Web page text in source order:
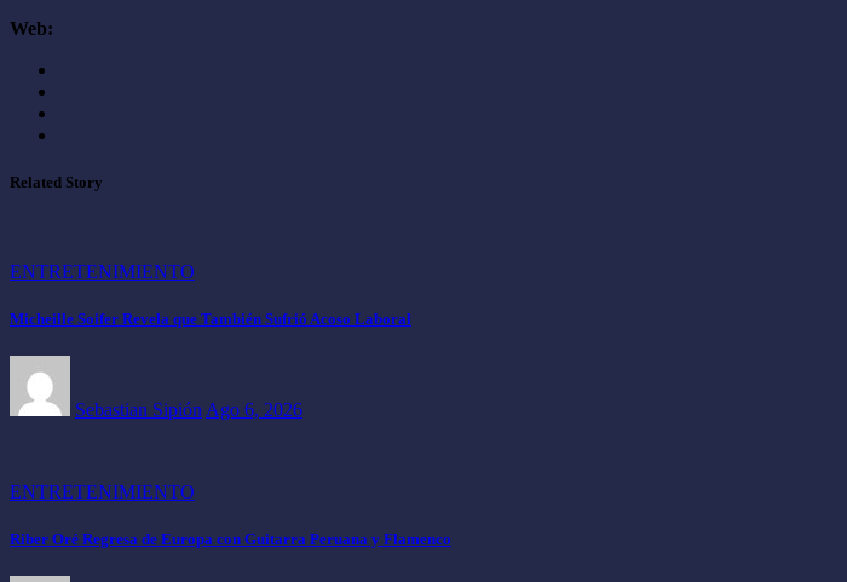
Web:
Related Story
ENTRETENIMIENTO
Micheille Soifer Revela que También Sufrió Acoso Laboral
Sebastian Sipión Ago 6, 2026
ENTRETENIMIENTO
Riber Oré Regresa de Europa con Guitarra Peruana y Flamenco